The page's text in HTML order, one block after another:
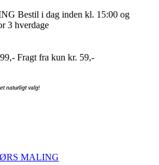
Bestil i dag inden kl. 15:00 og
3 hverdage
Fragt fra kun kr. 59,-
MALING